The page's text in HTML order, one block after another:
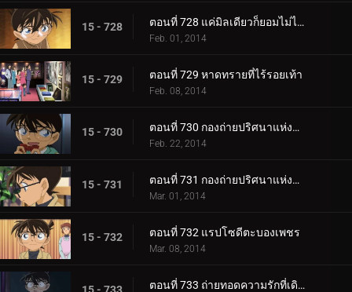
15 - 728 ตอนที่ 728 แค่มิลเดียวก็ยอมไม่ได้ (ตอน 2)
Feb. 01, 2014
15 - 729 ตอนที่ 729 หาดทรายที่ไร้รอยเท้า
Feb. 08, 2014
15 - 730 ตอนที่ 730 กองถ่ายปริศนาแห่งนางาซากิ (ตอน 1)
Feb. 22, 2014
15 - 731 ตอนที่ 731 กองถ่ายปริศนาแห่งนางาซากิ (ตอน 2)
Mar. 01, 2014
15 - 732 ตอนที่ 732 แรปโซดีตะบองเพชร
Mar. 08, 2014
ตอนที่ 733 ถ่ายทอดความรักที่เดิมพันด้วยชีวิต (ตอน 1)